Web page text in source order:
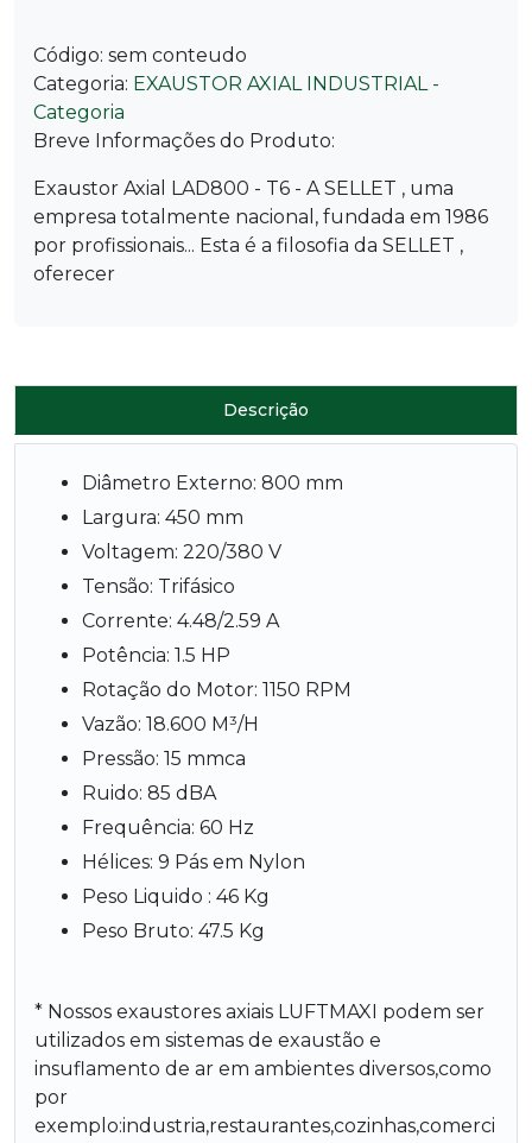
Código: sem conteudo
Categoria: EXAUSTOR AXIAL INDUSTRIAL -
Categoria
Breve Informações do Produto:
Exaustor Axial LAD800 - T6 - A SELLET , uma
empresa totalmente nacional, fundada em 1986
por profissionais... Esta é a filosofia da SELLET ,
oferecer
Descrição
Diâmetro Externo: 800 mm
Largura: 450 mm
Voltagem: 220/380 V
Tensão: Trifásico
Corrente: 4.48/2.59 A
Potência: 1.5 HP
Rotação do Motor: 1150 RPM
Vazão: 18.600 M³/H
Pressão: 15 mmca
Ruido: 85 dBA
Frequência: 60 Hz
Hélices: 9 Pás em Nylon
Peso Liquido : 46 Kg
Peso Bruto: 47.5 Kg
* Nossos exaustores axiais LUFTMAXI podem ser
utilizados em sistemas de exaustão e
insuflamento de ar em ambientes diversos,como
por
exemplo:industria,restaurantes,cozinhas,comerci